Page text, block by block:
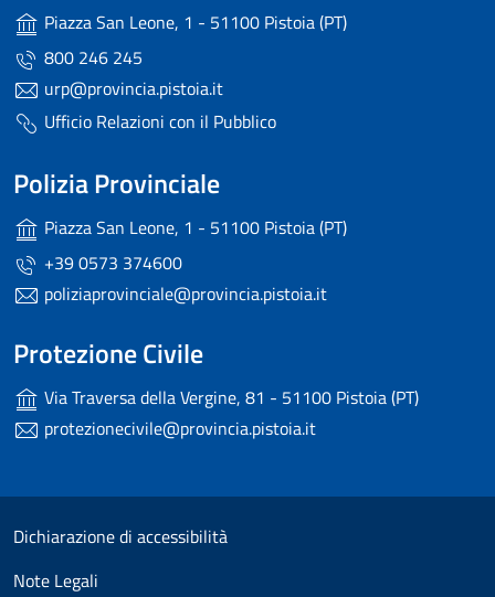
Piazza San Leone, 1 - 51100 Pistoia (PT)
800 246 245
urp@provincia.pistoia.it
Ufficio Relazioni con il Pubblico
Polizia Provinciale
Piazza San Leone, 1 - 51100 Pistoia (PT)
+39 0573 374600
poliziaprovinciale@provincia.pistoia.it
Protezione Civile
Via Traversa della Vergine, 81 - 51100 Pistoia (PT)
protezionecivile@provincia.pistoia.it
Small prints
Useful links section
Dichiarazione di accessibilità
Note Legali